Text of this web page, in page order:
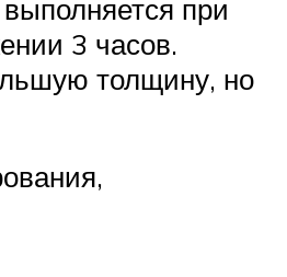
при
3 часов.
толщину, но